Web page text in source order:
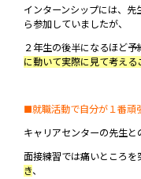
インターンシップには、
ら参加していましたが、
２年生の後半になるほど予
に動いて実際に見て考える
■就職活動で自分が１番頑
キャリアセンターの先生と
面接練習では痛いところを
き、